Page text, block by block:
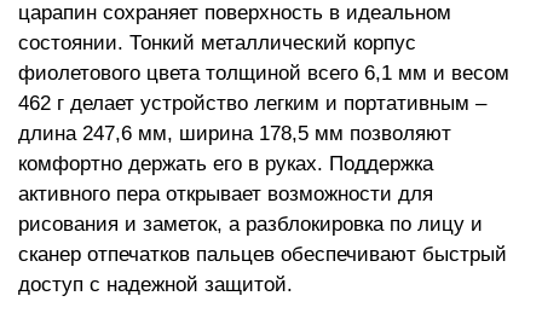
царапин сохраняет поверхность в идеальном
состоянии. Тонкий металлический корпус
фиолетового цвета толщиной всего 6,1 мм и весом
462 г делает устройство легким и портативным –
длина 247,6 мм, ширина 178,5 мм позволяют
комфортно держать его в руках. Поддержка
активного пера открывает возможности для
рисования и заметок, а разблокировка по лицу и
сканер отпечатков пальцев обеспечивают быстрый
доступ с надежной защитой.